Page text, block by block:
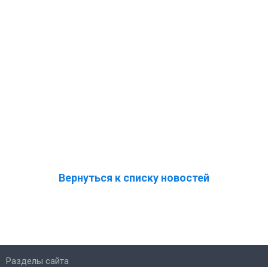
Вернуться к списку новостей
Разделы сайта